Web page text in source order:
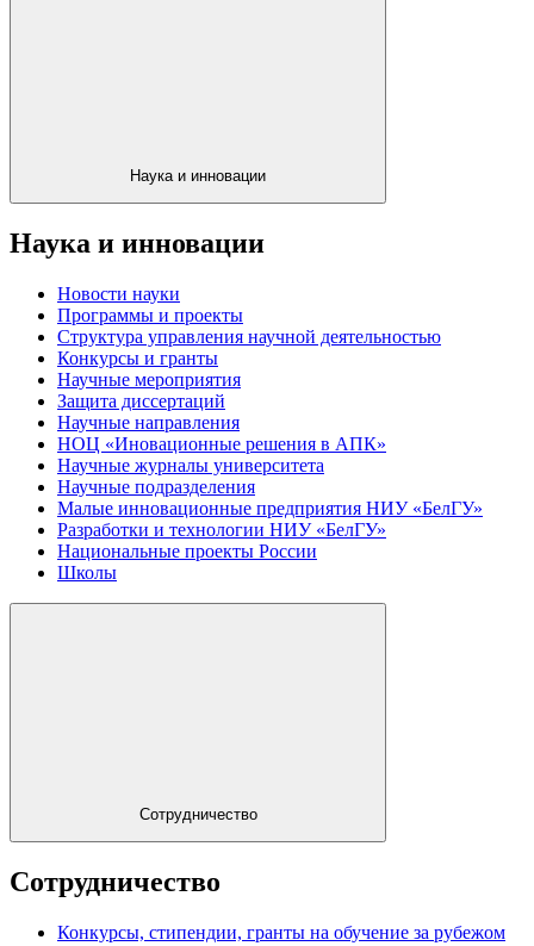
Наука и инновации
Наука и инновации
Новости науки
Программы и проекты
Структура управления научной деятельностью
Конкурсы и гранты
Научные мероприятия
Защита диссертаций
Научные направления
НОЦ «Иновационные решения в АПК»
Научные журналы университета
Научные подразделения
Малые инновационные предприятия НИУ «БелГУ»
Разработки и технологии НИУ «БелГУ»
Национальные проекты России
Школы
Сотрудничество
Сотрудничество
Конкурсы, стипендии, гранты на обучение за рубежом